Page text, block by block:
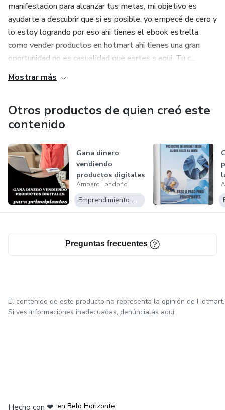
manifestacion para alcanzar tus metas, mi objetivo es
ayudarte a descubrir que si es posible, yo empecé de cero y
lo estoy logrando por eso ahi tienes el ebook estrella
como vender productos en hotmart ahi tienes una gran
oportunidad no es casualidad que esrtes s aqui. Tu c...
Mostrar más
Otros productos de quien creó este
contenido
Gana dinero
vendiendo
productos digitales
desde casa
Amparo Londoño
Emprendimiento Digital
Preguntas frecuentes
El contenido de este producto no representa la opinión de Hotmart.
Si ves informaciones inadecuadas, denúncialas aquí
Hecho con ❤ en Belo Horizonte